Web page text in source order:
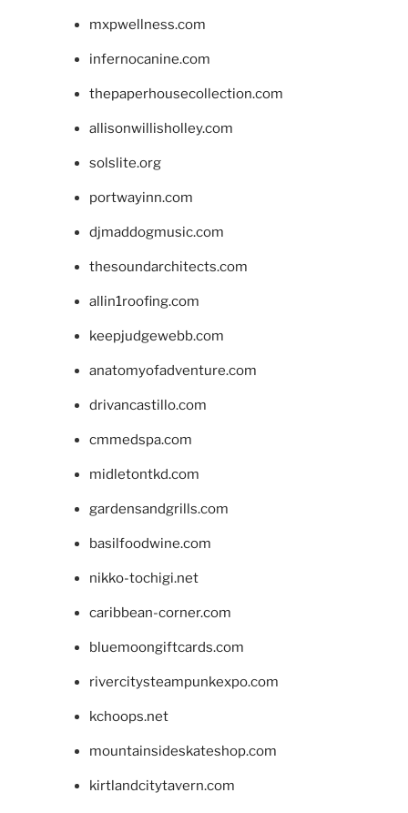
mxpwellness.com
infernocanine.com
thepaperhousecollection.com
allisonwillisholley.com
solslite.org
portwayinn.com
djmaddogmusic.com
thesoundarchitects.com
allin1roofing.com
keepjudgewebb.com
anatomyofadventure.com
drivancastillo.com
cmmedspa.com
midletontkd.com
gardensandgrills.com
basilfoodwine.com
nikko-tochigi.net
caribbean-corner.com
bluemoongiftcards.com
rivercitysteampunkexpo.com
kchoops.net
mountainsideskateshop.com
kirtlandcitytavern.com